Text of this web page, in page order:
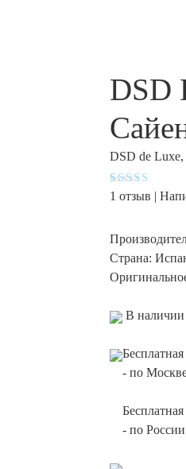
DSD
DSD de Luxe
Рейтинг
1
пользоват
еля
1 отзыв |
Страна:
В наличии
Бесплатная
-по
Бесплатная
-по